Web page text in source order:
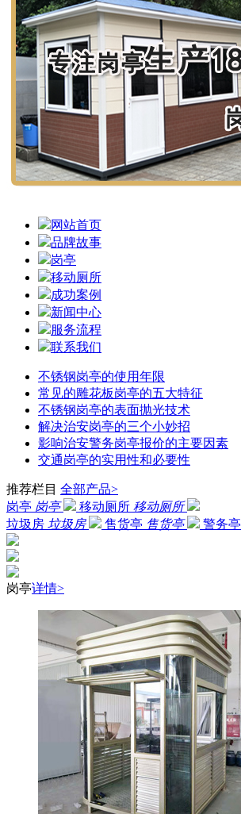
网站首页
品牌故事
岗亭
移动厕所
成功案例
新闻中心
服务流程
联系我们
不锈钢岗亭的使用年限
常见的雕花板岗亭的五大特征
不锈钢岗亭的表面抛光技术
解决治安岗亭的三个小妙招
影响治安警务岗亭报价的主要因素
交通岗亭的实用性和必要性
推荐栏目 全部产品>
岗亭 岗亭 移动厕所 移动厕所
垃圾房 垃圾房 售货亭 售货亭 警务亭
岗亭详情>